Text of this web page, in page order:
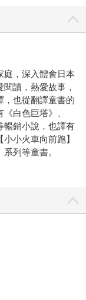
庭，深入體會日本
讀，熱愛故事，
，也從翻譯童書的
白色巨塔》、
暢銷小說，也譯有
小火車向前跑】
列等童書。